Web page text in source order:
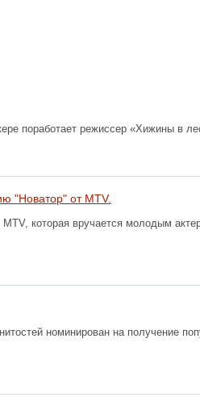
поработает режиссер «Хижины в
"Новатор" от MTV.
которая вручается молодым
номинирован на получение
все актёры